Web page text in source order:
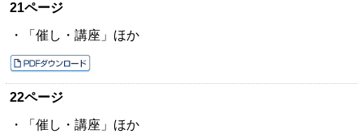
21ページ
・「催し・講座」ほか
22ページ
・「催し・講座」ほか